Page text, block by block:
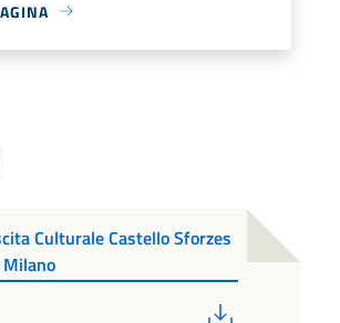
Culturale Castello Sforzes
Milano